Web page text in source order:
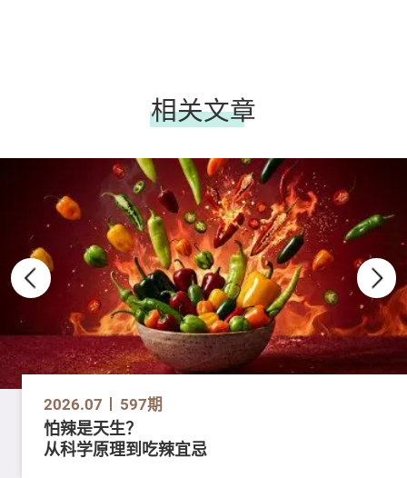
相关文章
2026.07 597期
怕辣是天生？
从科学原理到吃辣宜忌